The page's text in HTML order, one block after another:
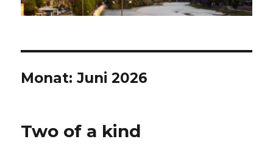
Monat:Juni 2026
Two of a kind